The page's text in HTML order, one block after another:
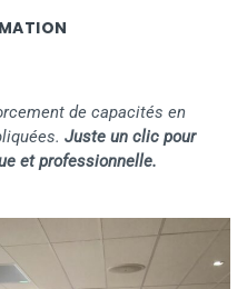
de capacités en
Juste un clic pour
et professionnelle.